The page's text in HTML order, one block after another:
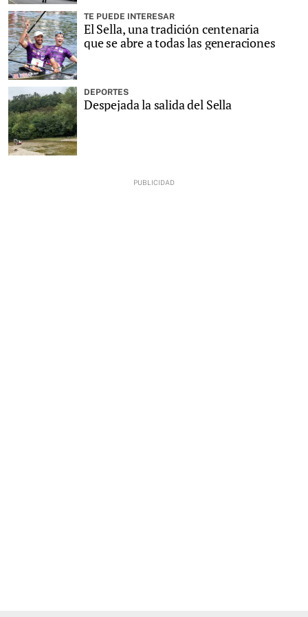
TE PUEDE INTERESAR
El Sella, una tradición centenaria
que se abre a todas las generaciones
DEPORTES
Despejada la salida del Sella